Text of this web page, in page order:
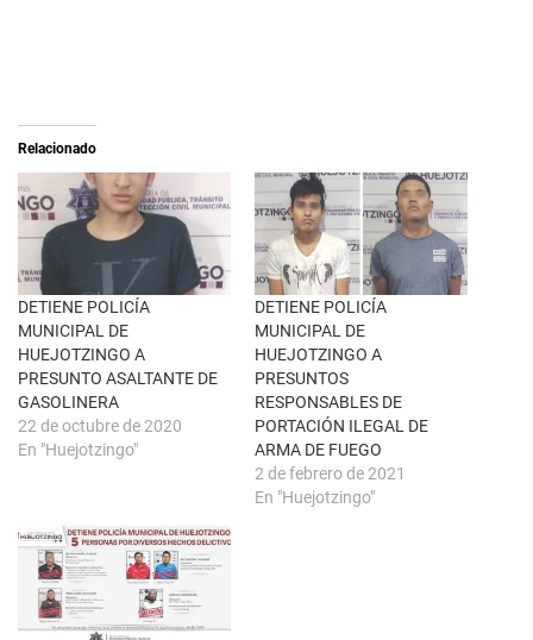
e
b
r
e
n
u
e
n
t
a
n
a
n
u
v
a
)
e
n
F
a
c
e
b
o
k
(
S
e
a
b
e
n
u
e
n
a
n
u
Relacionado
DETIENE POLICÍA
MUNICIPAL DE
HUEJOTZINGO A
PRESUNTO ASALTANTE DE
GASOLINERA
22 de octubre de 2020
En "Huejotzingo"
DETIENE POLICÍA
MUNICIPAL DE
HUEJOTZINGO A
PRESUNTOS
RESPONSABLES DE
PORTACIÓN ILEGAL DE
ARMA DE FUEGO
2 de febrero de 2021
En "Huejotzingo"